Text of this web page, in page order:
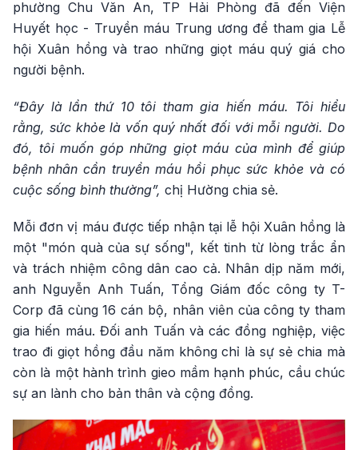
phường Chu Văn An, TP Hải Phòng đã đến Viện
Huyết học - Truyền máu Trung ương để tham gia Lễ
hội Xuân hồng và trao những giọt máu quý giá cho
người bệnh.
“Đây là lần thứ 10 tôi tham gia hiến máu. Tôi hiểu
rằng, sức khỏe là vốn quý nhất đối với mỗi người. Do
đó, tôi muốn góp những giọt máu của mình để giúp
bệnh nhân cần truyền máu hồi phục sức khỏe và có
cuộc sống bình thường”, chị Hường chia sẻ.
Mỗi đơn vị máu được tiếp nhận tại lễ hội Xuân hồng là
một "món quà của sự sống", kết tinh từ lòng trắc ẩn
và trách nhiệm công dân cao cả. Nhân dịp năm mới,
anh Nguyễn Anh Tuấn, Tổng Giám đốc công ty T-
Corp đã cùng 16 cán bộ, nhân viên của công ty tham
gia hiến máu. Đối anh Tuấn và các đồng nghiệp, việc
trao đi giọt hồng đầu năm không chỉ là sự sẻ chia mà
còn là một hành trình gieo mầm hạnh phúc, cầu chúc
sự an lành cho bản thân và cộng đồng.